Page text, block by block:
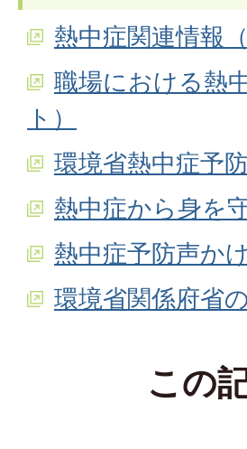
熱中症関連情報
職場における熱
ト）
環境省熱中症予
熱中症から身を
熱中症予防声か
環境省関係府省
この